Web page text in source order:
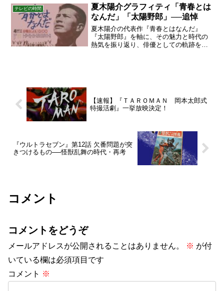
テレビの時間
夏木陽介グラフィティ「青春とは
なんだ」「太陽野郎」──追悼
夏木陽介の代表作『青春とはなんだ』
『太陽野郎』を軸に、その魅力と時代の
熱気を振り返り、俳優としての軌跡をた
【速報】『ＴＡＲＯＭＡＮ 岡本太郎式
特撮活劇』一挙放映決定！
『ウルトラセブン』第12話 欠番問題が突
きつけるもの──怪獣乱舞の時代・再考
コメント
コメントをどうぞ
メールアドレスが公開されることはありません。 ※ が付
いている欄は必須項目です
コメント ※